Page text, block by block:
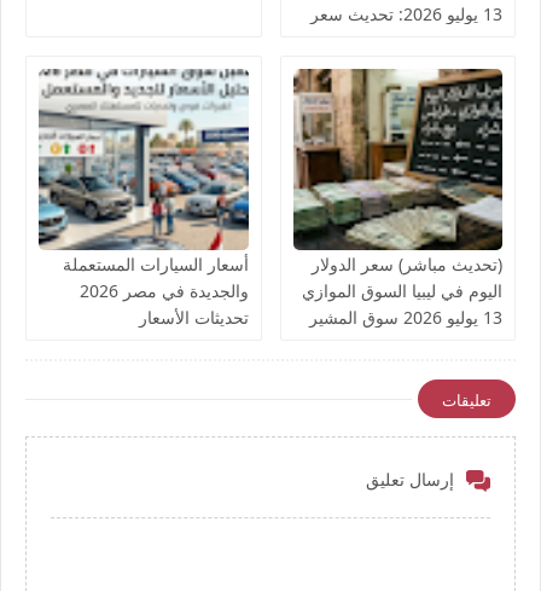
13 يوليو 2026: تحديث سعر
(تحديث مباشر) سعر الدولار
اليوم في ليبيا السوق الموازي
13 يوليو 2026 سوق المشير
أسعار السيارات المستعملة
والجديدة في مصر 2026
تحديثات الأسعار
تعليقات
إرسال تعليق